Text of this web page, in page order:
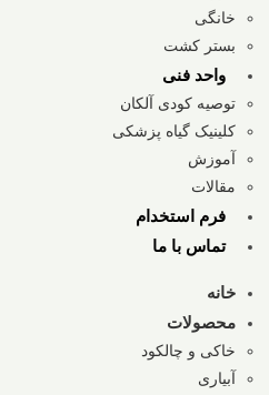
خانگی
بستر کشت
واحد فنی
توصیه کودی آلکان
کلینیک گیاه پزشکی
آموزش
مقالات
فرم استخدام
تماس با ما
خانه
محصولات
خاکی و چالکود
آبیاری